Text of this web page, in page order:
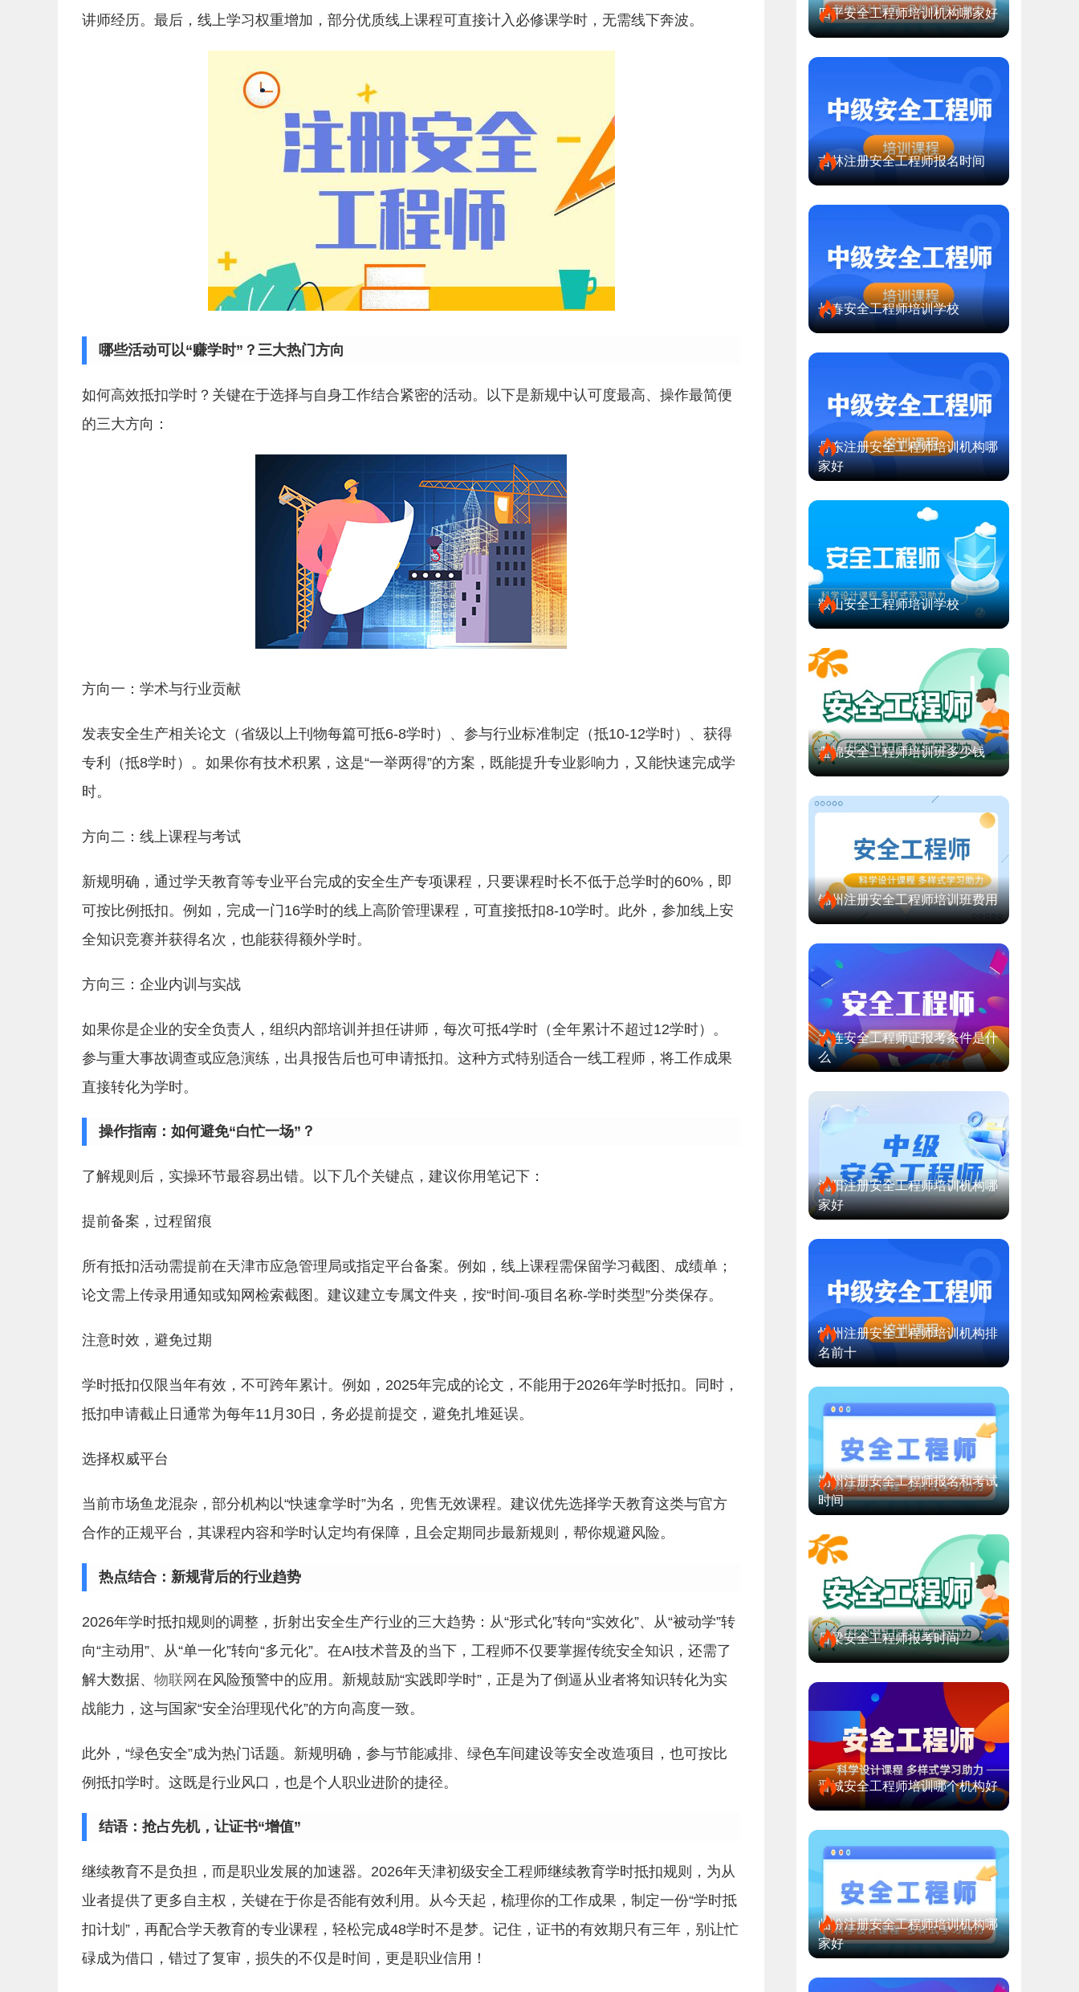
讲师经历。最后，线上学习权重增加，部分优质线上课程可直接计入必修课学时，无需线下奔波。
哪些活动可以“赚学时”？三大热门方向
如何高效抵扣学时？关键在于选择与自身工作结合紧密的活动。以下是新规中认可度最高、操作最简便
的三大方向：
方向一：学术与行业贡献
发表安全生产相关论文（省级以上刊物每篇可抵6-8学时）、参与行业标准制定（抵10-12学时）、获得
专利（抵8学时）。如果你有技术积累，这是“一举两得”的方案，既能提升专业影响力，又能快速完成学
时。
方向二：线上课程与考试
新规明确，通过学天教育等专业平台完成的安全生产专项课程，只要课程时长不低于总学时的60%，即
可按比例抵扣。例如，完成一门16学时的线上高阶管理课程，可直接抵扣8-10学时。此外，参加线上安
全知识竞赛并获得名次，也能获得额外学时。
方向三：企业内训与实战
如果你是企业的安全负责人，组织内部培训并担任讲师，每次可抵4学时（全年累计不超过12学时）。
参与重大事故调查或应急演练，出具报告后也可申请抵扣。这种方式特别适合一线工程师，将工作成果
直接转化为学时。
操作指南：如何避免“白忙一场”？
了解规则后，实操环节最容易出错。以下几个关键点，建议你用笔记下：
提前备案，过程留痕
所有抵扣活动需提前在天津市应急管理局或指定平台备案。例如，线上课程需保留学习截图、成绩单；
论文需上传录用通知或知网检索截图。建议建立专属文件夹，按“时间-项目名称-学时类型”分类保存。
注意时效，避免过期
学时抵扣仅限当年有效，不可跨年累计。例如，2025年完成的论文，不能用于2026年学时抵扣。同时，
抵扣申请截止日通常为每年11月30日，务必提前提交，避免扎堆延误。
选择权威平台
当前市场鱼龙混杂，部分机构以“快速拿学时”为名，兜售无效课程。建议优先选择学天教育这类与官方
合作的正规平台，其课程内容和学时认定均有保障，且会定期同步最新规则，帮你规避风险。
热点结合：新规背后的行业趋势
2026年学时抵扣规则的调整，折射出安全生产行业的三大趋势：从“形式化”转向“实效化”、从“被动学”转
向“主动用”、从“单一化”转向“多元化”。在AI技术普及的当下，工程师不仅要掌握传统安全知识，还需了
解大数据、 物联网 在风险预警中的应用。新规鼓励“实践即学时”，正是为了倒逼从业者将知识转化为实
战能力，这与国家“安全治理现代化”的方向高度一致。
此外，“绿色安全”成为热门话题。新规明确，参与节能减排、绿色车间建设等安全改造项目，也可按比
例抵扣学时。这既是行业风口，也是个人职业进阶的捷径。
结语：抢占先机，让证书“增值”
继续教育不是负担，而是职业发展的加速器。2026年天津初级安全工程师继续教育学时抵扣规则，为从
业者提供了更多自主权，关键在于你是否能有效利用。从今天起，梳理你的工作成果，制定一份“学时抵
扣计划”，再配合学天教育的专业课程，轻松完成48学时不是梦。记住，证书的有效期只有三年，别让忙
碌成为借口，错过了复审，损失的不仅是时间，更是职业信用！
四平安全工程师培训机构哪家好
吉林注册安全工程师报名时间
长春安全工程师培训学校
丹东注册安全工程师培训机构哪
家好
鞍山安全工程师培训学校
盘锦安全工程师培训班多少钱
锦州注册安全工程师培训班费用
大连安全工程师证报考条件是什
么
沈阳注册安全工程师培训机构哪
家好
忻州注册安全工程师培训机构排
名前十
朔州注册安全工程师报名和考试
时间
吕梁安全工程师报考时间
晋城安全工程师培训哪个机构好
临汾注册安全工程师培训机构哪
家好